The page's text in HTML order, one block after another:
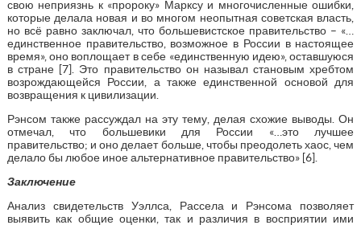
свою неприязнь к «пророку» Марксу и многочисленные ошибки,
которые делала новая и во многом неопытная советская власть,
но всё равно заключал, что большевистское правительство – «…
единственное правительство, возможное в России в настоящее
время», оно воплощает в себе «единственную идею», оставшуюся
в стране [7]. Это правительство он называл становым хребтом
возрождающейся России, а также единственной основой для
возвращения к цивилизации.
Рэнсом также рассуждал на эту тему, делая схожие выводы. Он
отмечал, что большевики для России «…это лучшее
правительство; и оно делает больше, чтобы преодолеть хаос, чем
делало бы любое иное альтернативное правительство» [6].
Заключение
Анализ свидетельств Уэллса, Рассела и Рэнсома позволяет
выявить как общие оценки, так и различия в восприятии ими